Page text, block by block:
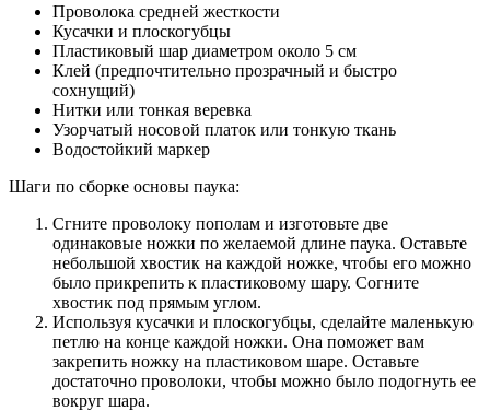
Проволока средней жесткости
Кусачки и плоскогубцы
Пластиковый шар диаметром около 5 см
Клей (предпочтительно прозрачный и быстро
сохнущий)
Нитки или тонкая веревка
Узорчатый носовой платок или тонкую ткань
Водостойкий маркер
Шаги по сборке основы паука:
Сгните проволоку пополам и изготовьте две
одинаковые ножки по желаемой длине паука. Оставьте
небольшой хвостик на каждой ножке, чтобы его можно
было прикрепить к пластиковому шару. Согните
хвостик под прямым углом.
Используя кусачки и плоскогубцы, сделайте маленькую
петлю на конце каждой ножки. Она поможет вам
закрепить ножку на пластиковом шаре. Оставьте
достаточно проволоки, чтобы можно было подогнуть ее
вокруг шара.